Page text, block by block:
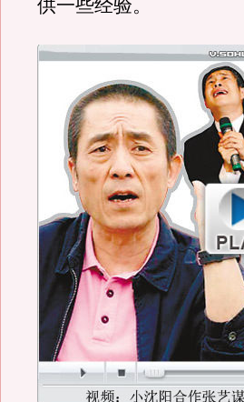
供一些经验。